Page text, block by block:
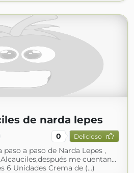
de narda lepes
0 Delicioso
a paso de Narda Lepes ,
me cuentan...
6 Unidades Crema de (...)